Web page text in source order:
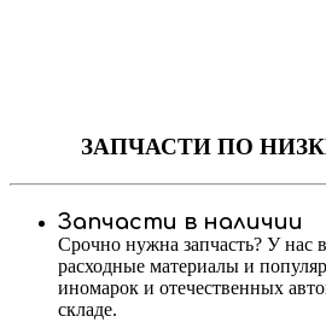
ЗАПЧАСТИПО
Запчасти в наличии
Срочно нужна запчасть? У нас
расходные материалы и
иномарок и отечественных
складе.